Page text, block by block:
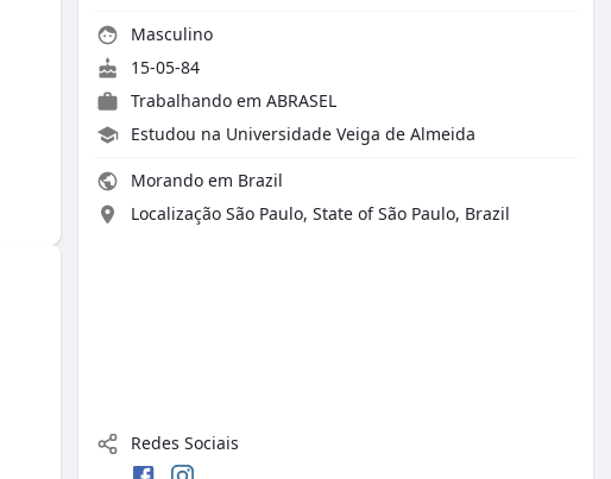
Masculino
15-05-84
Trabalhando em ABRASEL
Estudou na Universidade Veiga de Almeida
Morando em Brazil
Localização São Paulo, State of São Paulo, Brazil
Redes Sociais